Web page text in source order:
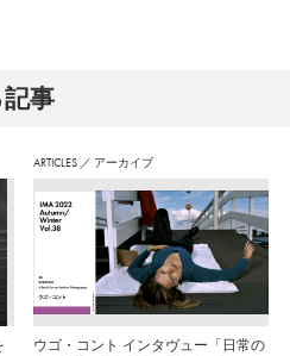
事
ARTICLES ／ アーカイブ
ウゴ・コント インタヴュー「日常の